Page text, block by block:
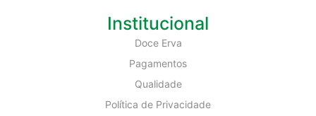
Institucional
Doce Erva
Pagamentos
Qualidade
Política de Privacidade